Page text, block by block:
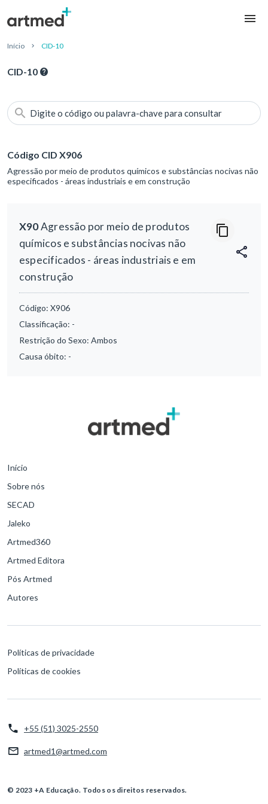
Início CID-10
CID-10
Digite o código ou palavra-chave para consultar
Código CID X906
Agressão por meio de produtos químicos e substâncias nocivas não
especificados - áreas industriais e em construção
X90Agressão por meio de produtos
químicos e substâncias nocivas não
especificados - áreas industriais e em
construção
Código: X906
Classificação: -
Restrição do Sexo: Ambos
Causa óbito: -
Início
Sobre nós
SECAD
Jaleko
Artmed360
Artmed Editora
Pós Artmed
Autores
Políticas de privacidade
Políticas de cookies
+55 (51) 3025-2550
artmed1@artmed.com
© 2023 +A Educação. Todos os direitos reservados.